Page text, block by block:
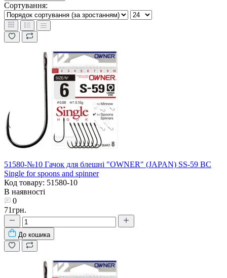
Сортування:
51580-№10 Гачок для блешні "OWNER" (JAPAN) SS-59 BC
Single for spoons and spinner
Код товару: 51580-10
В наявності
0
71грн.
До кошика